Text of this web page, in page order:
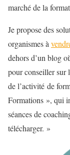
marché de la
Je propose des
organismes à
dehors d’un blog
pour conseiller sur
de l’activité de
Formations », qui
séances de
télécharger. »